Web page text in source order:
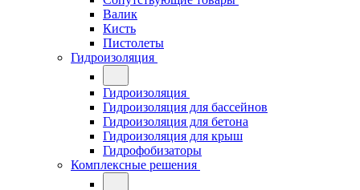
Валик
Кисть
Пистолеты
Гидроизоляция
Гидроизоляция
Гидроизоляция для бассейнов
Гидроизоляция для бетона
Гидроизоляция для крыш
Гидрофобизаторы
Комплексные решения